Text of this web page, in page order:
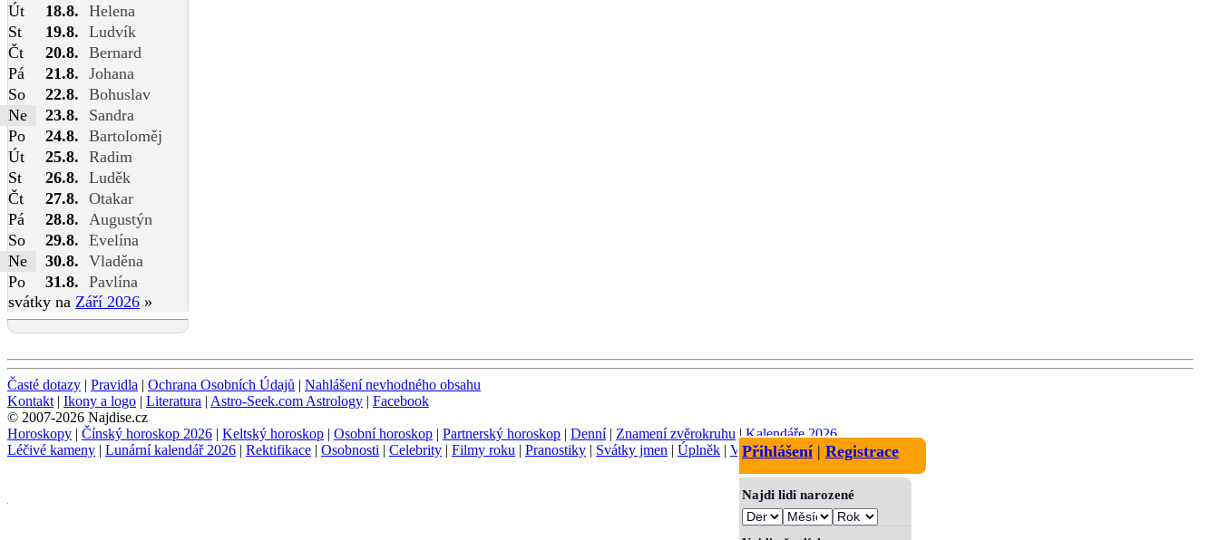
Út
18.8. Helena
St
19.8. Ludvík
Čt
20.8. Bernard
Pá
21.8. Johana
So
22.8. Bohuslav
Ne
23.8.
Sandra
Po
24.8. Bartoloměj
Út
25.8. Radim
St
26.8. Luděk
Čt
27.8. Otakar
Pá
28.8.
Augustýn
So
29.8. Evelína
Ne
30.8. Vladěna
Po
31.8. Pavlína
svátky na Září 2026 »
Přihlášení| Registrace
Najdi lidi narozené
Časté dotazy | Pravidla | Ochrana Osobních Údajů | Nahlášení nevhodného obsahu
Kontakt | Ikony a logo | Literatura | Astro-Seek.com Astrology | Facebook
© 2007-2026 Najdise.cz
Horoskopy | Čínský horoskop 2026 | Keltský horoskop | Osobní horoskop | Partnerský horoskop | Denní| Znamení zvěrokruhu | Kalendáře 2026
Léčivé kameny | Lunární kalendář 2026 | Rektifikace | Osobnosti | Celebrity | Filmy roku | Pranostiky | Svátky jmen | Úplněk | Význam jmen